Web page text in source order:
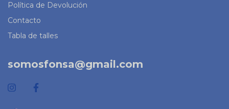
Política de Devolución
Contacto
Tabla de talles
somosfonsa@gmail.com